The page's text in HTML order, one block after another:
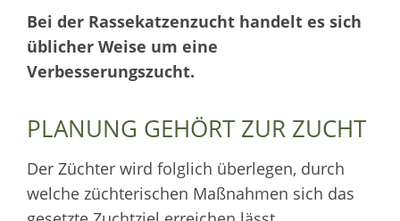
Bei der Rassekatzenzucht handelt es sich
üblicher Weise um eine
Verbesserungszucht.
PLANUNG GEHÖRT ZUR ZUCHT
Der Züchter wird folglich überlegen, durch
welche züchterischen Maßnahmen sich das